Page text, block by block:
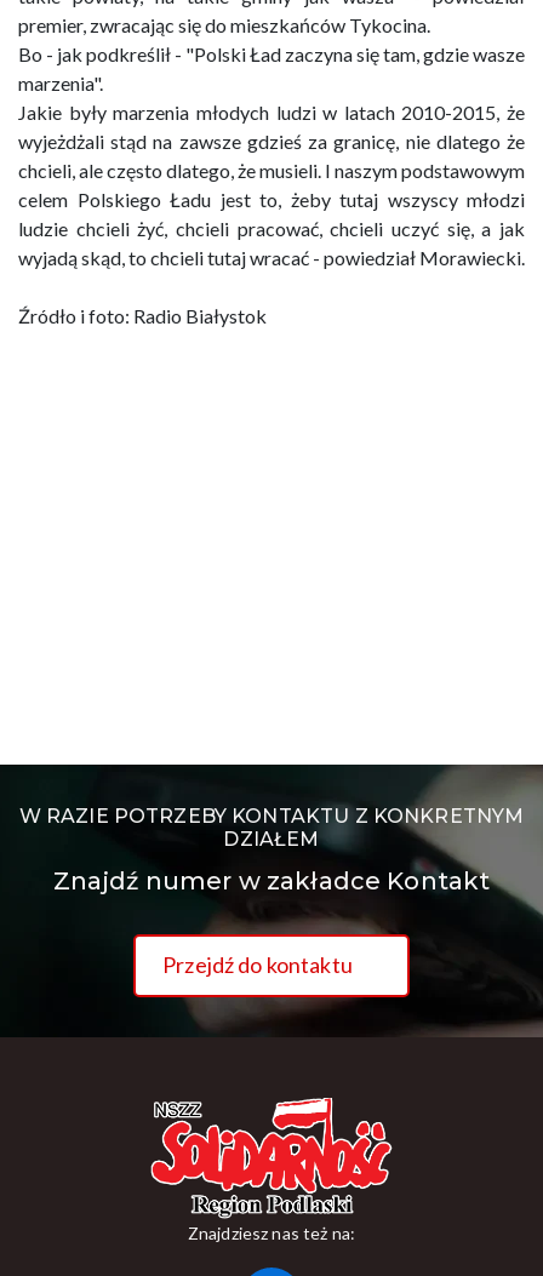
premier, zwracając się do mieszkańców Tykocina.
Bo - jak podkreślił - "Polski Ład zaczyna się tam, gdzie wasze
marzenia".
Jakie były marzenia młodych ludzi w latach 2010-2015, że
wyjeżdżali stąd na zawsze gdzieś za granicę, nie dlatego że
chcieli, ale często dlatego, że musieli. I naszym podstawowym
celem Polskiego Ładu jest to, żeby tutaj wszyscy młodzi
ludzie chcieli żyć, chcieli pracować, chcieli uczyć się, a jak
wyjadą skąd, to chcieli tutaj wracać - powiedział Morawiecki.
Źródło i foto: Radio Białystok
W RAZIE POTRZEBY KONTAKTU Z KONKRETNYM
DZIAŁEM
Znajdź numer w zakładce Kontakt
Przejdź do kontaktu
Znajdziesz nas też na: